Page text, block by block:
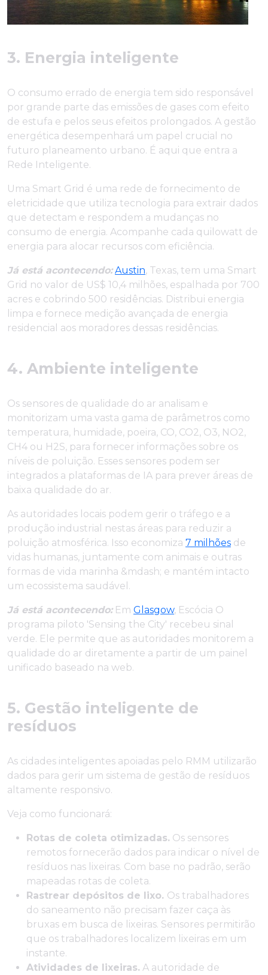
3. Energia inteligente
O consumo errado de energia tem sido responsável
por grande parte das emissões de gases com efeito
de estufa e pelos seus efeitos prolongados. A gestão
energética desempenhará um papel crucial no
futuro planeamento urbano. É aqui que entra a
Rede Inteligente.
Uma Smart Grid é uma rede de fornecimento de
eletricidade que utiliza tecnologia para extrair dados
que detectam e respondem a mudanças no
consumo de energia. Acompanhe cada quilowatt de
energia para alocar recursos com eficiência.
Já está acontecendo: Austin, Texas, tem uma Smart
Grid no valor de US$ 10,4 milhões, espalhada por 700
acres e cobrindo 500 residências. Distribui energia
limpa e fornece medição avançada de energia
residencial aos moradores dessas residências.
4. Ambiente inteligente
Os sensores de qualidade do ar analisam e
monitorizam uma vasta gama de parâmetros como
temperatura, humidade, poeira, CO, CO2, O3, NO2,
CH4 ou H2S, para fornecer informações sobre os
níveis de poluição. Esses sensores podem ser
integrados a plataformas de IA para prever áreas de
baixa qualidade do ar.
As autoridades locais podem gerir o tráfego e a
produção industrial nestas áreas para reduzir a
poluição atmosférica. Isso economiza 7 milhões de
vidas humanas, juntamente com animais e outras
formas de vida marinha &mdash; e mantém intacto
um ecossistema saudável.
Já está acontecendo:Em Glasgow, Escócia O
programa piloto 'Sensing the City' recebeu sinal
verde. Ele permite que as autoridades monitorem a
qualidade do ar diretamente a partir de um painel
unificado baseado na web.
5. Gestão inteligente de
resíduos
As cidades inteligentes apoiadas pelo RMM utilizarão
dados para gerir um sistema de gestão de resíduos
altamente responsivo.
Veja como funcionará:
Rotas de coleta otimizadas. Os sensores
remotos fornecerão dados para indicar o nível de
resíduos nas lixeiras. Com base no padrão, serão
mapeadas rotas de coleta.
Rastrear depósitos de lixo. Os trabalhadores
do saneamento não precisam fazer caça às
bruxas em busca de lixeiras. Sensores permitirão
que os trabalhadores localizem lixeiras em um
instante.
Atividades de lixeiras. A autoridade de